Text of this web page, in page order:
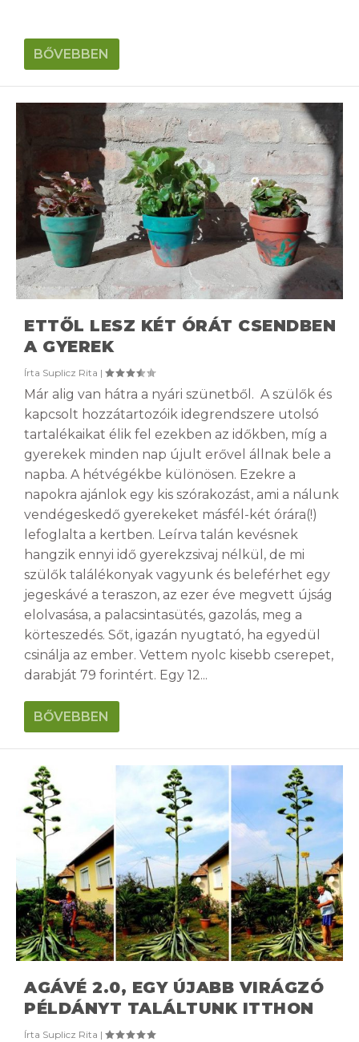
BŐVEBBEN
ETTŐL LESZ KÉT ÓRÁT CSENDBEN
A GYEREK
Írta Suplicz Rita |
Már alig van hátra a nyári szünetből. A szülők és
kapcsolt hozzátartozóik idegrendszere utolsó
tartalékaikat élik fel ezekben az időkben, míg a
gyerekek minden nap újult erővel állnak bele a
napba. A hétvégékbe különösen. Ezekre a
napokra ajánlok egy kis szórakozást, ami a nálunk
vendégeskedő gyerekeket másfél-két órára(!)
lefoglalta a kertben. Leírva talán kevésnek
hangzik ennyi idő gyerekzsivaj nélkül, de mi
szülők találékonyak vagyunk és beleférhet egy
jegeskávé a teraszon, az ezer éve megvett újság
elolvasása, a palacsintasütés, gazolás, meg a
körteszedés. Sőt, igazán nyugtató, ha egyedül
csinálja az ember. Vettem nyolc kisebb cserepet,
darabját 79 forintért. Egy 12...
BŐVEBBEN
AGÁVÉ 2.0, EGY ÚJABB VIRÁGZÓ
PÉLDÁNYT TALÁLTUNK ITTHON
Írta Suplicz Rita |